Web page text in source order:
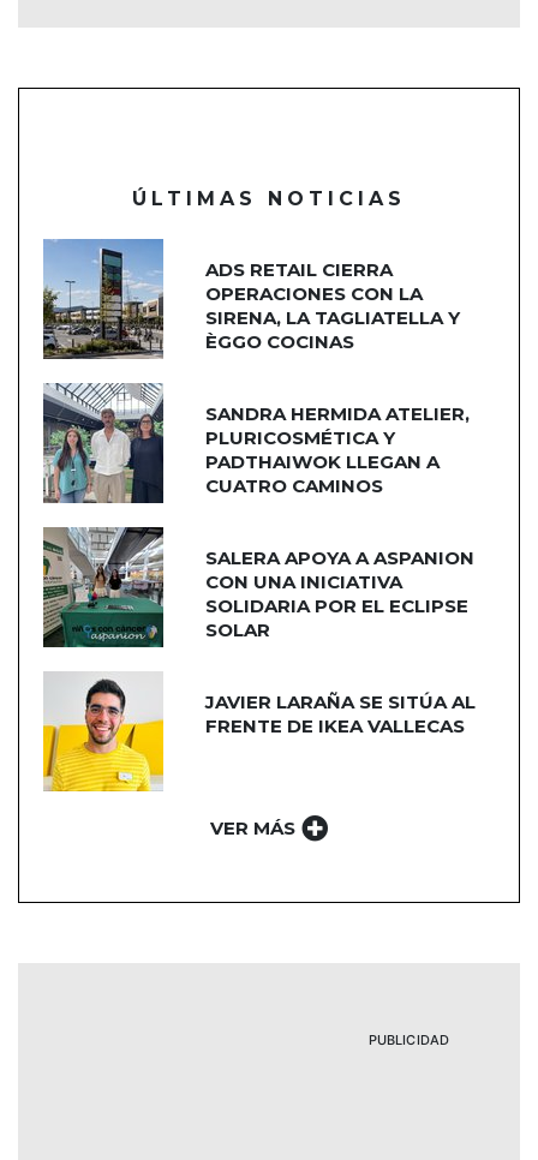
ÚLTIMAS NOTICIAS
ADS RETAIL CIERRA
OPERACIONES CON LA
SIRENA, LA TAGLIATELLA Y
ÈGGO COCINAS
SANDRA HERMIDA ATELIER,
PLURICOSMÉTICA Y
PADTHAIWOK LLEGAN A
CUATRO CAMINOS
SALERA APOYA A ASPANION
CON UNA INICIATIVA
SOLIDARIA POR EL ECLIPSE
SOLAR
JAVIER LARAÑA SE SITÚA AL
FRENTE DE IKEA VALLECAS
VER MÁS
PUBLICIDAD